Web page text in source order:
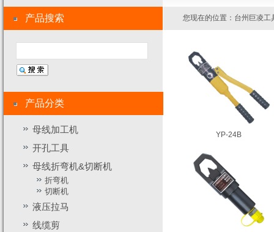
您现在的位置： 台州巨凌工
YP-24B
产品搜索
产品分类
母线加工机
开孔工具
母线折弯机&切断机
折弯机
切断机
液压拉马
线缆剪